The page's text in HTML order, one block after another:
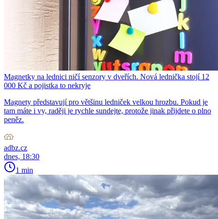
Magnetky na lednici ničí senzory v dveřích. Nová lednička stojí 12
000 Kč a pojistka to nekryje
Magnety představují pro většinu ledniček velkou hrozbu. Pokud je
tam máte i vy, raději je rychle sundejte, protože jinak přijdete o plno
peněz.
adbz.cz
dnes, 18:30
1 min